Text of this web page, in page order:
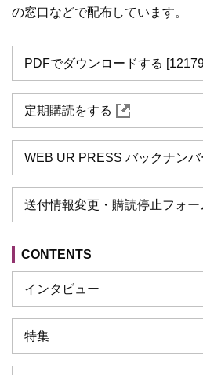
の窓口などで配布しています。
PDFでダウンロードする
定期購読をする
WEB UR PRESS バックナンバ
送付情報変更・購読停止フォー
CONTENTS
インタビュー
特集